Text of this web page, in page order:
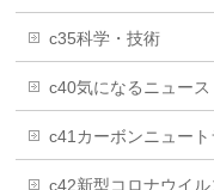
c35科学・技術
c40気になるニュース
c41カーボンニュート
c42新型コロナウイル